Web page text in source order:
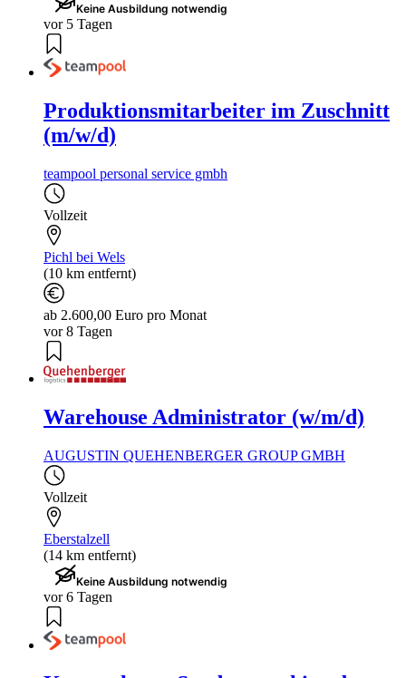
Keine Ausbildung notwendig
vor 5 Tagen
Produktionsmitarbeiter im Zuschnitt
(m/w/d)
teampool personal service gmbh
Vollzeit
Pichl bei Wels
(10 km entfernt)
ab 2.600,00 Euro pro Monat
vor 8 Tagen
Warehouse Administrator (w/m/d)
AUGUSTIN QUEHENBERGER GROUP GMBH
Vollzeit
Eberstalzell
(14 km entfernt)
Keine Ausbildung notwendig
vor 6 Tagen